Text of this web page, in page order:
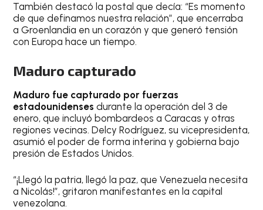
También destacó la postal que decía: “Es momento
de que definamos nuestra relación”, que encerraba
a Groenlandia en un corazón y que generó tensión
con Europa hace un tiempo.
Maduro capturado
Maduro fue capturado por fuerzas
estadounidenses durante la operación del 3 de
enero, que incluyó bombardeos a Caracas y otras
regiones vecinas. Delcy Rodríguez, su vicepresidenta,
asumió el poder de forma interina y gobierna bajo
presión de Estados Unidos.
“¡Llegó la patria, llegó la paz, que Venezuela necesita
a Nicolás!”, gritaron manifestantes en la capital
venezolana.